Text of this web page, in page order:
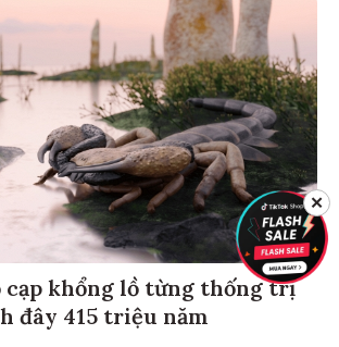
cạp khổng lồ từng thống trị
đây 415 triệu năm
✕